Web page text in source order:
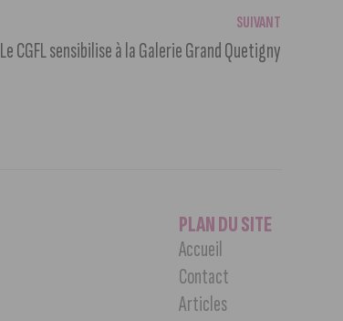
SUIVANT
Le CGFL sensibilise à la Galerie Grand Quetigny
PLAN DU SITE
Accueil
Contact
Articles